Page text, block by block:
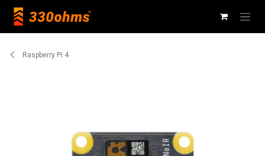
Raspberry Pi 4